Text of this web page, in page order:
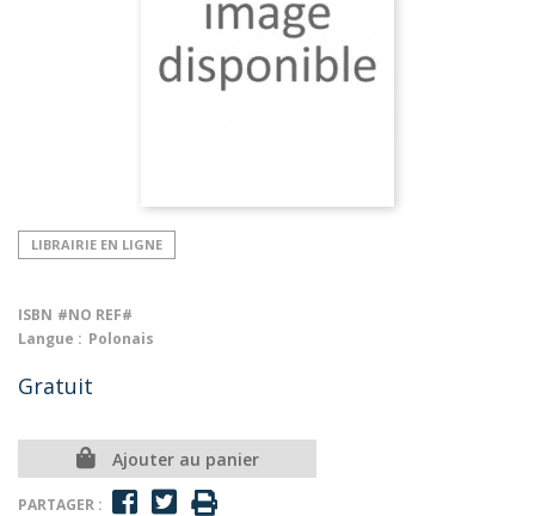
LIBRAIRIE EN LIGNE
ISBN #NO REF#
Langue : Polonais
Gratuit
Ajouter au panier
PARTAGER :